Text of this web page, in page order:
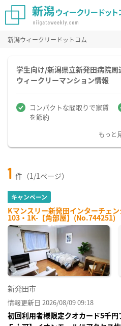
新潟ウィークリードットコム
学生向け/新潟県立新発田病院周
ウィークリーマンション情報
コンパクトな間取りで家賃
を節約
もっと
1 件（1/1ページ）
キャンペーン
Kマンスリー新発田インターチェン
103・1K-【角部屋】(No.744251)
新発田市
情報更新日 2026/08/09 09:18
初回利用者様限定クオカード5千